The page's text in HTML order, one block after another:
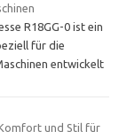
R18GG-0 ist ein
für die
entwickelt
und Stil für